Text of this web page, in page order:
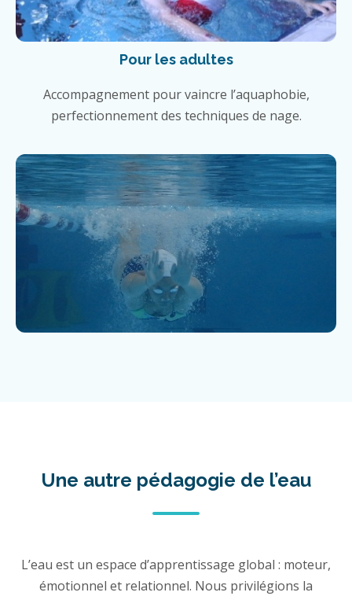
Pour les adultes
Accompagnement pour vaincre l’aquaphobie,
perfectionnement des techniques de nage.
Une autre pédagogie de l’eau
L’eau est un espace d’apprentissage global : moteur,
émotionnel et relationnel. Nous privilégions la